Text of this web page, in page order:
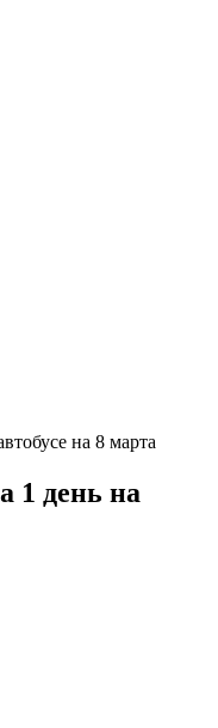
1 день на